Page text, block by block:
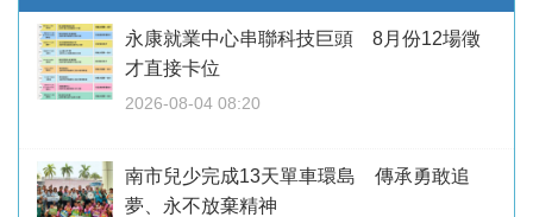
永康就業中心串聯科技巨頭 8月份12場徵
才直接卡位
2026-08-04 08:20
南市兒少完成13天單車環島 傳承勇敢追
夢、永不放棄精神